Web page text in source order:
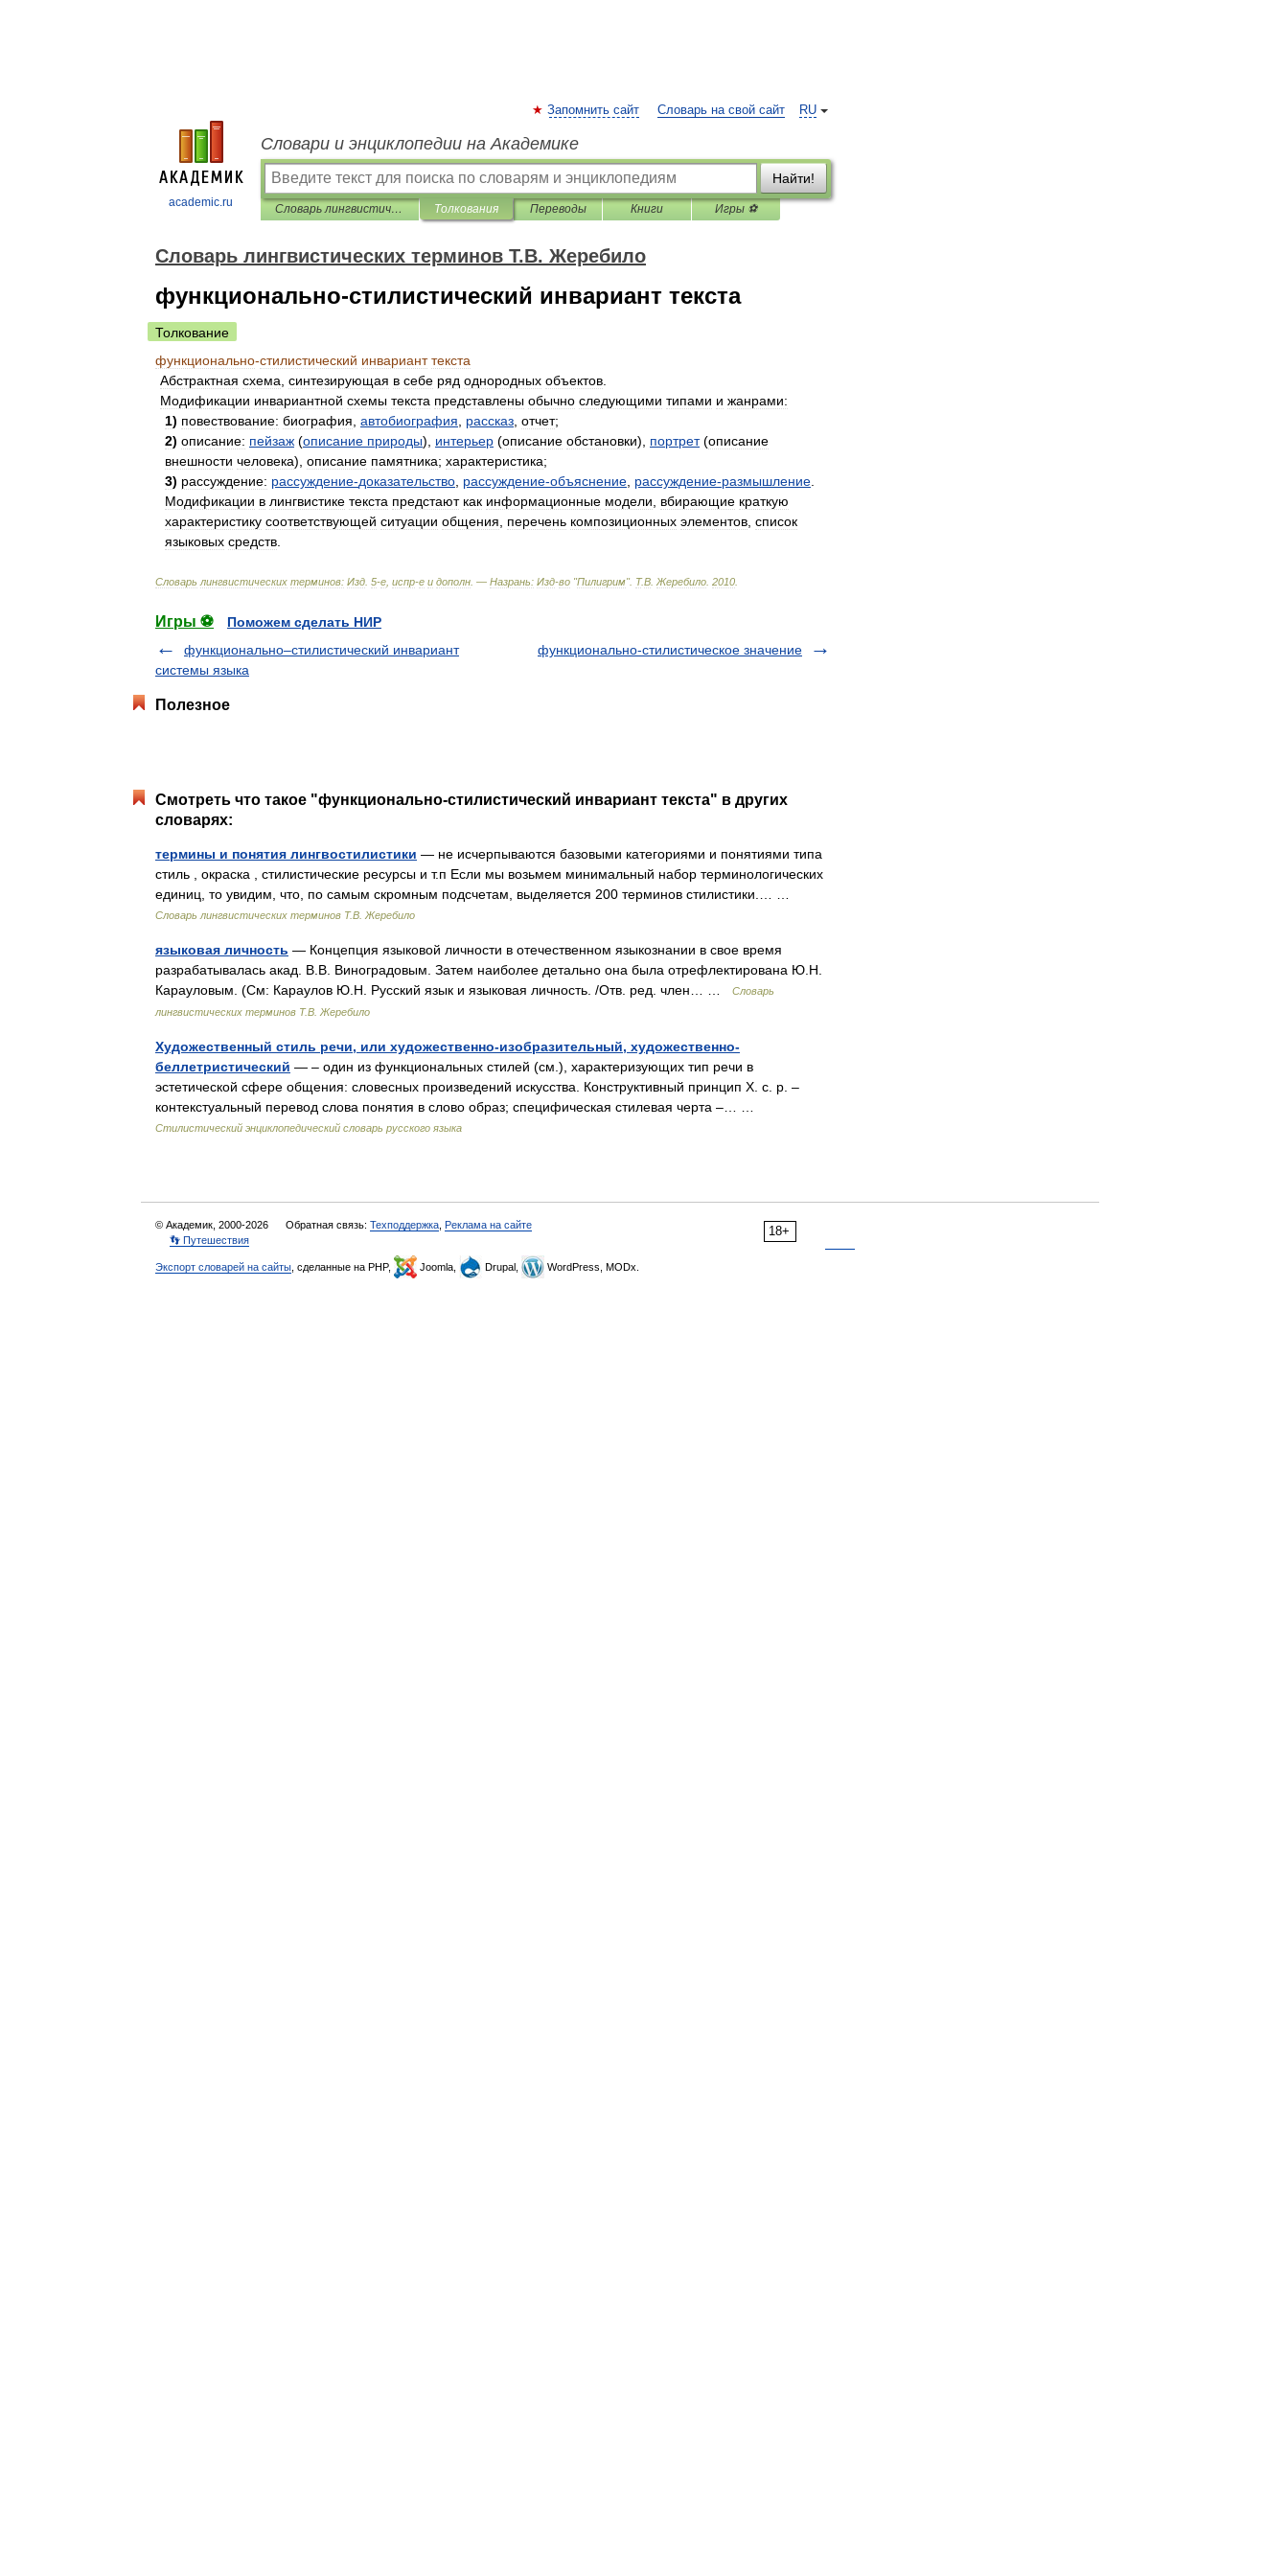
academic.ru
RU
Запомнить сайт Словарь на свой сайт
Словари и энциклопедии на Академике
Найти!
Словарь лингвистических терминов Т.В. Жеребило Толкования Переводы Книги Игры ⚽
Словарь лингвистических терминов Т.В. Жеребило
функционально-стилистический инвариант текста
Толкование
функционально-стилистический инвариант текста
Абстрактная схема синтезирующая в себе ряд однородных объектов
Модификации инвариантной схемы текста представлены обычно следующими типами и жанрами:
1) повествование: биография автобиография рассказ отчет;
2) описание: пейзаж (описание природы), интерьер (описание обстановки), портрет(описание
внешности человека), описание памятника; характеристика;
3) рассуждение: рассуждение-доказательство рассуждение-объяснение рассуждение-размышление
Модификации в лингвистике текста предстают как информационные модели вбирающие краткую
характеристику соответствующей ситуации общения перечень композиционных элементов список
языковых средств
Словарь лингвистических терминов: Изд 5-е испр-е и дополн . — Назрань: Изд-во "Пилигрим". Т.В Жеребило 2010
Игры ⚽
Поможем сделать НИР
функционально–стилистический инвариант
системы языка
функционально-стилистическое значение
Полезное
Смотреть что такое "функционально-стилистический инвариант текста" в других
словарях:
термины и понятия лингвостилистики — не исчерпываются базовыми категориями и понятиями типа
стиль , окраска , стилистические ресурсы и т.п Если мы возьмем минимальный набор терминологических
единиц, то увидим, что, по самым скромным подсчетам, выделяется 200 терминов стилистики.… …
Словарь лингвистических терминов Т.В. Жеребило
языковая личность — Концепция языковой личности в отечественном языкознании в свое время
разрабатывалась акад. В.В. Виноградовым. Затем наиболее детально она была отрефлектирована Ю.Н.
Карауловым. (См: Караулов Ю.Н. Русский язык и языковая личность. /Отв. ред. член… …
Словарь
лингвистических терминов Т.В. Жеребило
Художественный стиль речи, или художественно-изобразительный, художественно-
беллетристический — – один из функциональных стилей (см.), характеризующих тип речи в
эстетической сфере общения: словесных произведений искусства. Конструктивный принцип Х. с. р. –
контекстуальный перевод слова понятия в слово образ; специфическая стилевая черта –… …
Стилистический энциклопедический словарь русского языка
18+
© Академик, 2000-2026 Обратная связь: Техподдержка Реклама на сайте
👣 Путешествия
Экспорт словарей на сайты , сделанные на PHP, Joomla, Drupal, WordPress, MODx.